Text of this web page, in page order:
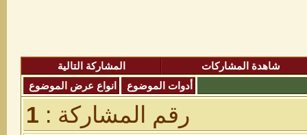
شاهدة المشاركات
المشاركة التالية
أدوات الموضوع
انواع عرض الموضوع
رقم المشاركة : 1